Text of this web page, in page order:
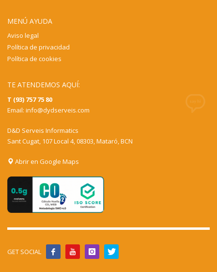
MENÚ AYUDA
Aviso legal
Política de privacidad
Política de cookies
TE ATENDEMOS AQUÍ:
T (93) 757 75 80
Email: info@dydserveis.com
D&D Serveis Informatics
Sant Cugat, 107 Local 4, 08303, Mataró, BCN
Abrir en Google Maps
GET SOCIAL